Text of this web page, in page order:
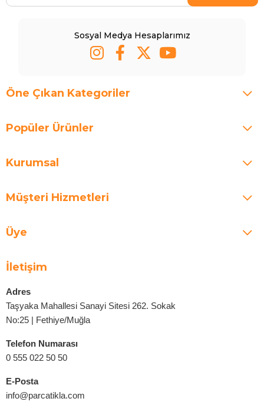
Sosyal Medya Hesaplarımız
Öne Çıkan Kategoriler
Popüler Ürünler
Kurumsal
Müşteri Hizmetleri
Üye
İletişim
Adres
Taşyaka Mahallesi Sanayi Sitesi 262. Sokak
No:25 | Fethiye/Muğla
Telefon Numarası
0 555 022 50 50
E-Posta
info@parcatikla.com